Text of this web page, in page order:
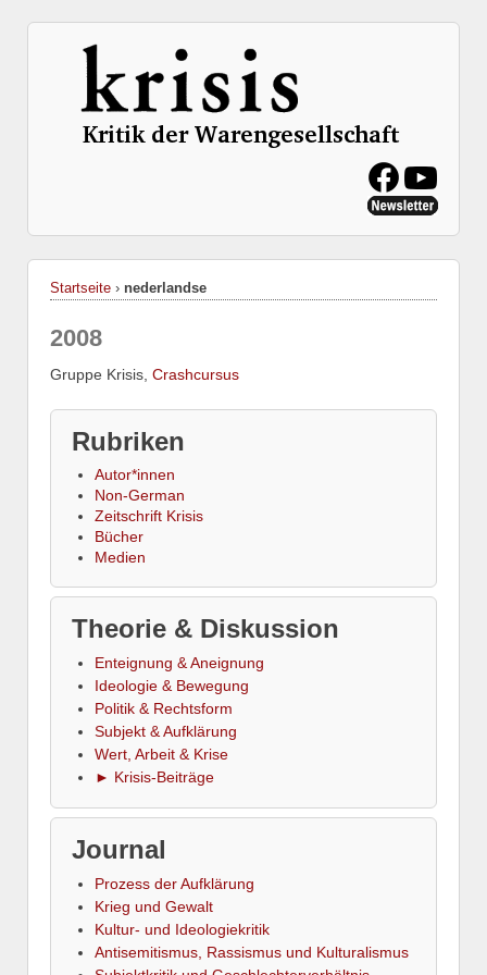
Startseite › nederlandse
2008
Gruppe Krisis, Crashcursus
Rubriken
Autor*innen
Non-German
Zeitschrift Krisis
Bücher
Medien
Theorie & Diskussion
Enteignung & Aneignung
Ideologie & Bewegung
Politik & Rechtsform
Subjekt & Aufklärung
Wert, Arbeit & Krise
► Krisis-Beiträge
Journal
Prozess der Aufklärung
Krieg und Gewalt
Kultur- und Ideologiekritik
Antisemitismus, Rassismus und Kulturalismus